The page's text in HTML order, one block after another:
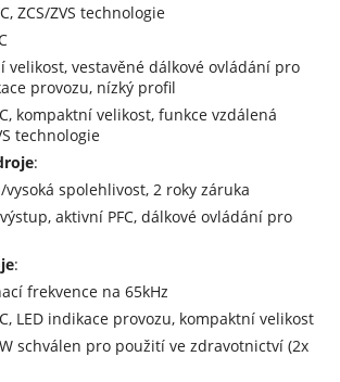
ZCS/ZVS technologie
velikost, vestavěné dálkové ovládání pro
provozu, nízký profil
kompaktní velikost, funkce vzdálená
technologie
:
vysoká spolehlivost, 2 roky záruka
aktivní PFC, dálkové ovládání pro
:
frekvence na 65kHz
LED indikace provozu, kompaktní velikost
schválen pro použití ve zdravotnictví (2x